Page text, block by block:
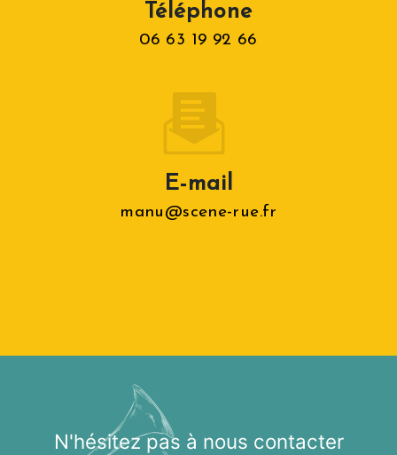
Téléphone
06 63 19 92 66
E-mail
manu@scene-rue.fr
N'hésitez pas à nous contacter